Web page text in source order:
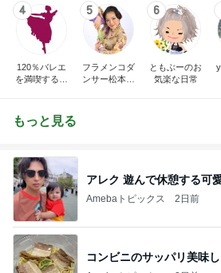
4
120％バレエ
を満喫するブ
5
フラメンコダ
ンサー松本真
6
ともぶーのお
気楽な日常
もっと見る
アレク 遊んで休憩する可
Amebaトピックス 2日前
コンビニのサッパリ美味